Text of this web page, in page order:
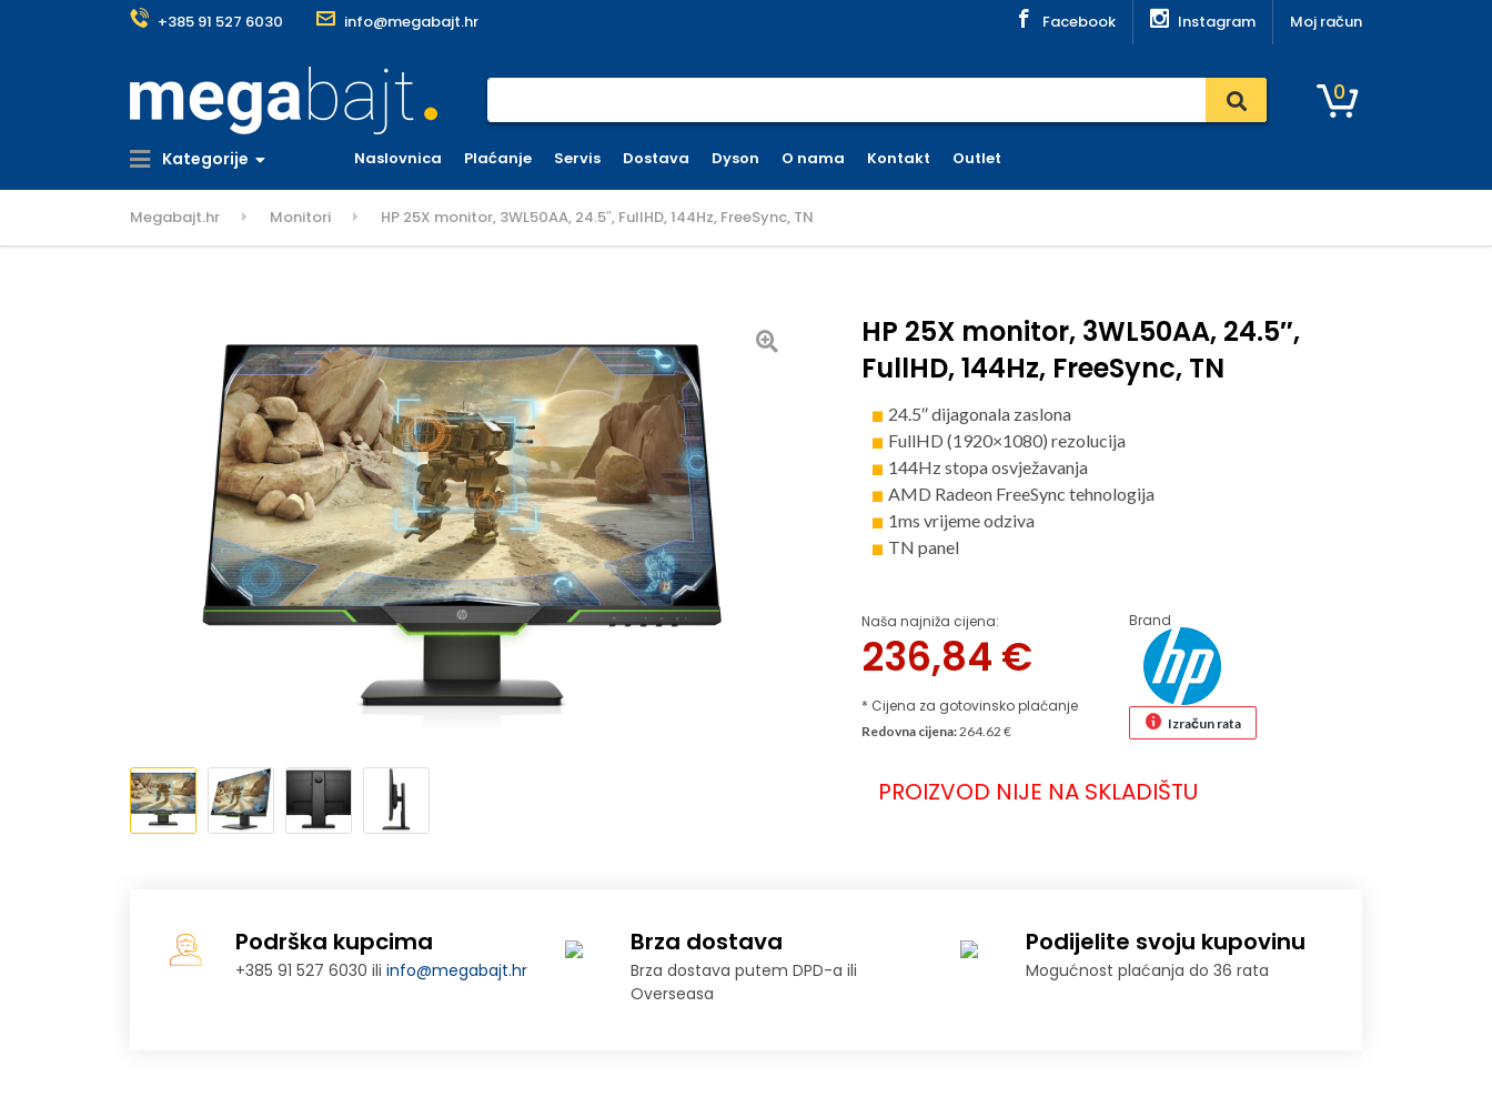
+385 91 527 6030 info@megabajt.hr Facebook Instagram Moj račun
0
Kategorije Naslovnica Plaćanje Servis Dostava Dyson O nama Kontakt Outlet
Megabajt.hr Monitori HP 25X monitor, 3WL50AA, 24.5″, FullHD, 144Hz, FreeSync, TN
HP 25X monitor, 3WL50AA, 24.5″,
FullHD, 144Hz, FreeSync, TN
24.5″ dijagonala zaslona
FullHD (1920×1080) rezolucija
144Hz stopa osvježavanja
AMD Radeon FreeSync tehnologija
1ms vrijeme odziva
TN panel
Naša najniža cijena:
236,84 €
* Cijena za gotovinsko plaćanje
Brand
Redovna cijena:264.62 € Izračun rata
PROIZVOD NIJE NA SKLADIŠTU
Podrška kupcima
+385 91 527 6030 iliinfo@megabajt.hr
Brza dostava
Brza dostava putem DPD-a ili
Overseasa
Podijelite svoju kupovinu
Mogućnost plaćanja do 36 rata